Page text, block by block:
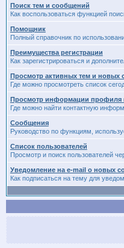
Поиск тем и сообщений
Как воспользоваться функцией
Помощник
Полный справочник по
Преимущества регистрации
Как зарегистрироваться и
Просмотр активных тем и новых
Где можно просмотреть список
Просмотр информации профиля
Где можно найти контактную
Сообщения
Руководство по функциям,
Список пользователей
Просмотр и поиск пользователей
Уведомление на e-mail о новых
Как подписаться на тему для